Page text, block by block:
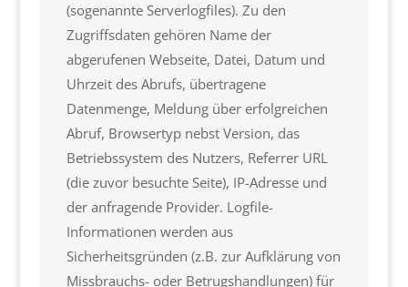
(sogenannte Serverlogfiles). Zu den
Zugriffsdaten gehören Name der
abgerufenen Webseite, Datei, Datum und
Uhrzeit des Abrufs, übertragene
Datenmenge, Meldung über erfolgreichen
Abruf, Browsertyp nebst Version, das
Betriebssystem des Nutzers, Referrer URL
(die zuvor besuchte Seite), IP-Adresse und
der anfragende Provider. Logfile-
Informationen werden aus
Sicherheitsgründen (z.B. zur Aufklärung von
Missbrauchs- oder Betrugshandlungen) für